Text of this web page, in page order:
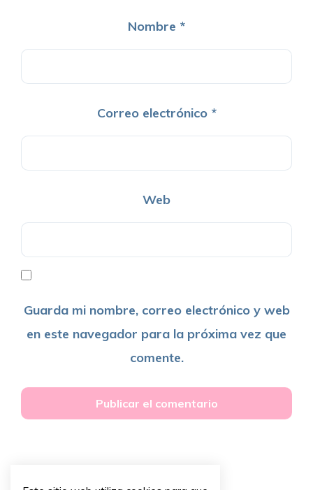
Nombre *
Correo electrónico *
Web
Guarda mi nombre, correo electrónico y web
en este navegador para la próxima vez que
comente.